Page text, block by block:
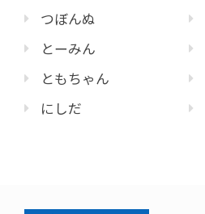
つぼんぬ
とーみん
ともちゃん
にしだ